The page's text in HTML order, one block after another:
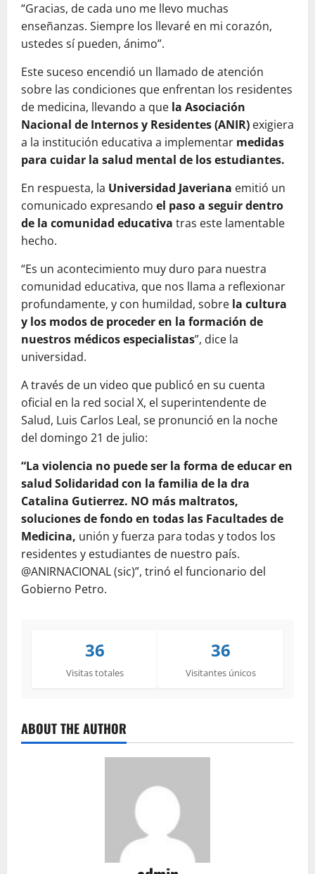
“Gracias, de cada uno me llevo muchas
enseñanzas. Siempre los llevaré en mi corazón,
ustedes sí pueden, ánimo”.
Este suceso encendió un llamado de atención
sobre las condiciones que enfrentan los residentes
de medicina, llevando a que la Asociación
Nacional de Internos y Residentes (ANIR) exigiera
a la institución educativa a implementar medidas
para cuidar la salud mental de los estudiantes.
En respuesta, la Universidad Javeriana emitió un
comunicado expresando el paso a seguir dentro
de la comunidad educativa tras este lamentable
hecho.
“Es un acontecimiento muy duro para nuestra
comunidad educativa, que nos llama a reflexionar
profundamente, y con humildad, sobre la cultura
y los modos de proceder en la formación de
nuestros médicos especialistas”, dice la
universidad.
A través de un video que publicó en su cuenta
oficial en la red social X, el superintendente de
Salud, Luis Carlos Leal, se pronunció en la noche
del domingo 21 de julio:
“La violencia no puede ser la forma de educar en
salud Solidaridad con la familia de la dra
Catalina Gutierrez. NO más maltratos,
soluciones de fondo en todas las Facultades de
Medicina, unión y fuerza para todas y todos los
residentes y estudiantes de nuestro país.
@ANIRNACIONAL (sic)”, trinó el funcionario del
Gobierno Petro.
36
Visitas totales
36
Visitantes únicos
ABOUT THE AUTHOR